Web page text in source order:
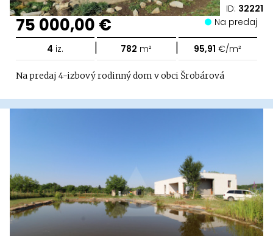
ID: 32221
75 000,00 € Na predaj
4 iz. | 782 m² | 95,91 €/m²
Na predaj 4-izbový rodinný dom v obci Šrobárová